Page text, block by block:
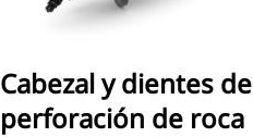
Cabezal y dientes de
perforación de roca